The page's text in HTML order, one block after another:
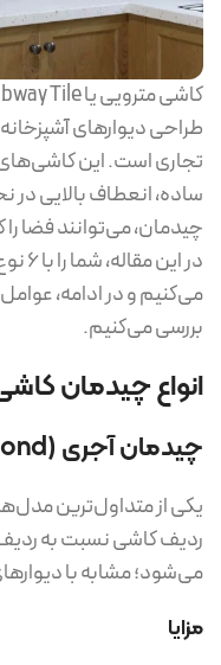
طراحی دیوارهای
تجاری است. این
ساده، انعطاف بالایی در
چیدمان، می‌توانند فضا
در
می‌کنیم و در ادامه،
بررسی می‌کنیم.
انواع چیدمان
چیدمان آجری (Running Bond)
یکی از متداول‌ترین
ردیف کاشی نسبت به ردیف
می‌شود؛ مشابه با
مزایا